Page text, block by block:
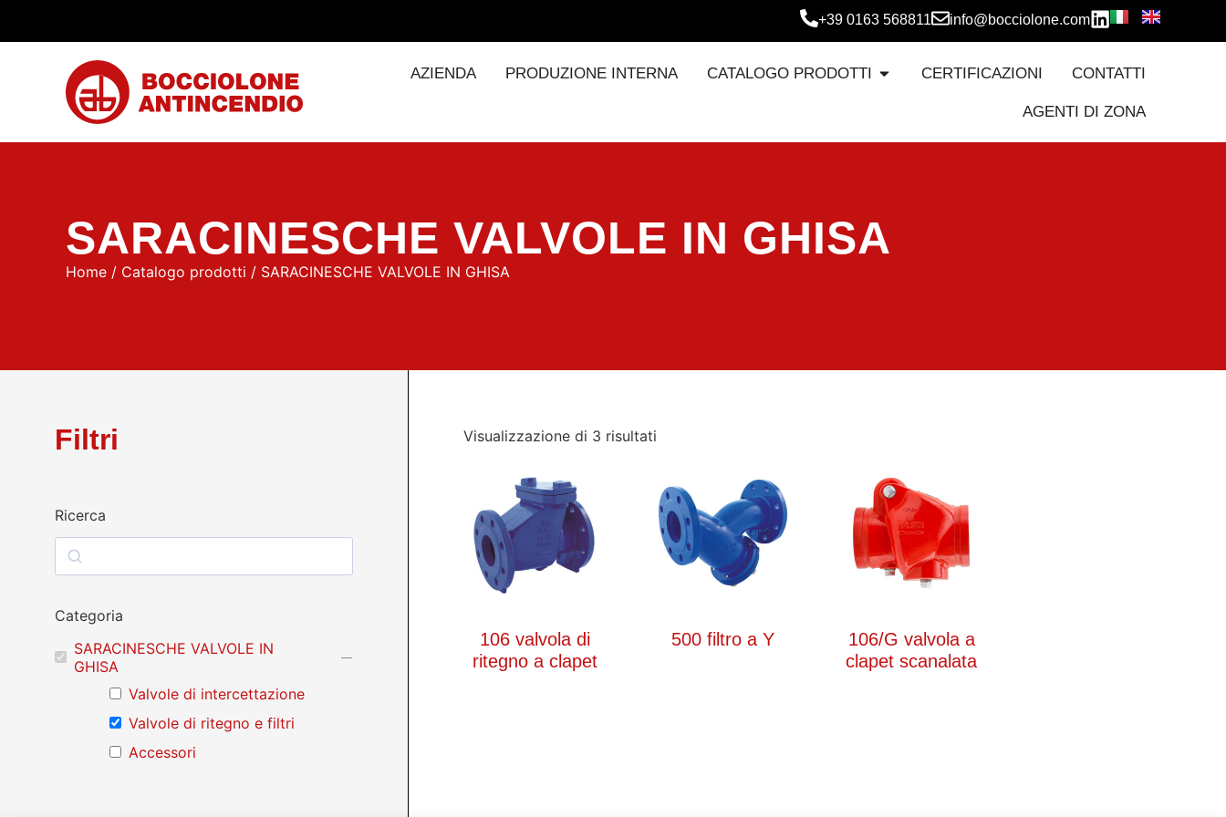
+39 0163 568811 info@bocciolone.com
AZIENDA PRODUZIONE INTERNA CATALOGO PRODOTTI CERTIFICAZIONI CONTATTI
AGENTI DI ZONA
SARACINESCHE VALVOLE IN GHISA
Home / Catalogo prodotti / SARACINESCHE VALVOLE IN GHISA
Filtri
Ricerca
Categoria
SARACINESCHE VALVOLE IN
GHISA
Valvole di intercettazione
Valvole di ritegno e filtri
Accessori
Visualizzazione di 3 risultati
106 valvola di
ritegno a clapet
500 filtro a Y
106/G valvola a
clapet scanalata